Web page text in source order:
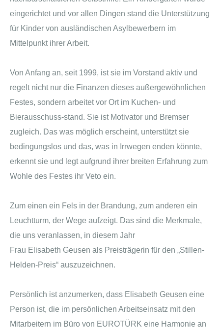
eingerichtet und vor allen Dingen stand die Unterstützung
für Kinder von ausländischen Asylbewerbern im
Mittelpunkt ihrer Arbeit.
Von Anfang an, seit 1999, ist sie im Vorstand aktiv und
regelt nicht nur die Finanzen dieses außergewöhnlichen
Festes, sondern arbeitet vor Ort im Kuchen- und
Bierausschuss-stand. Sie ist Motivator und Bremser
zugleich. Das was möglich erscheint, unterstützt sie
bedingungslos und das, was in Irrwegen enden könnte,
erkennt sie und legt aufgrund ihrer breiten Erfahrung zum
Wohle des Festes ihr Veto ein.
Zum einen ein Fels in der Brandung, zum anderen ein
Leuchtturm, der Wege aufzeigt. Das sind die Merkmale,
die uns veranlassen, in diesem Jahr
Frau Elisabeth Geusen als Preisträgerin für den „Stillen-
Helden-Preis“ auszuzeichnen.
Persönlich ist anzumerken, dass Elisabeth Geusen eine
Person ist, die im persönlichen Arbeitseinsatz mit den
Mitarbeitern im Büro von EUROTÜRK eine Harmonie an